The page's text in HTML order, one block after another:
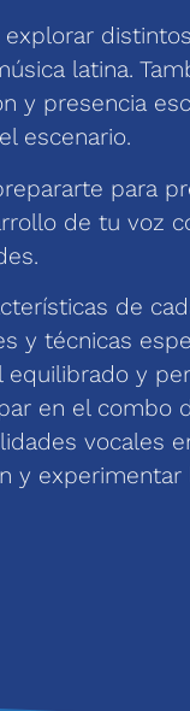
latina.
y presencia
escenario.
para
de tu voz
de
y técnicas
y
en el combo
vocales
y experimentar